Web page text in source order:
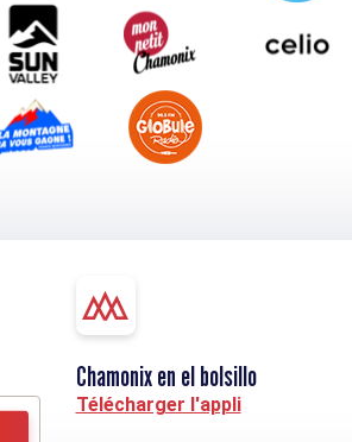
Chamonix en el bolsillo
Télécharger l'appli